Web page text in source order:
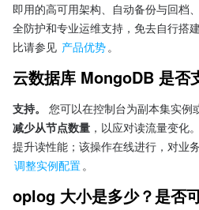
即用的高可用架构、自动备份与回档
全防护和专业运维支持，免去自行搭
比请参见 产品优势。
云数据库 MongoDB 是否
支持。 您可以在控制台为副本集实例
减少从节点数量 ，以应对读流量变化
调整实例配置。
oplog 大小是多少？是否